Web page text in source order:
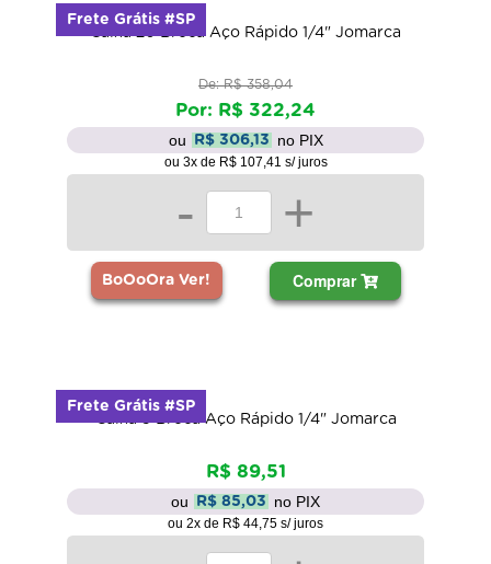
Caixa 20 Broca Aço Rápido 1/4" Jomarca
De: R$ 358,04
Por: R$ 322,24
ou R$ 306,13 no PIX
ou 3x de R$ 107,41 s/ juros
- +
BoOoOra Ver! Comprar
Frete Grátis #SP
Caixa 5 Broca Aço Rápido 1/4" Jomarca
R$ 89,51
ou R$ 85,03 no PIX
ou 2x de R$ 44,75 s/ juros
Frete Grátis #SP